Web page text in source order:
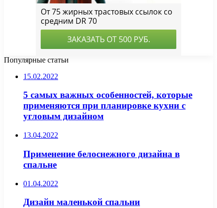
Популярные статьи
15.02.2022
5 самых важных особенностей, которые
применяются при планировке кухни с
угловым дизайном
13.04.2022
Применение белоснежного дизайна в
спальне
01.04.2022
Дизайн маленькой спальни